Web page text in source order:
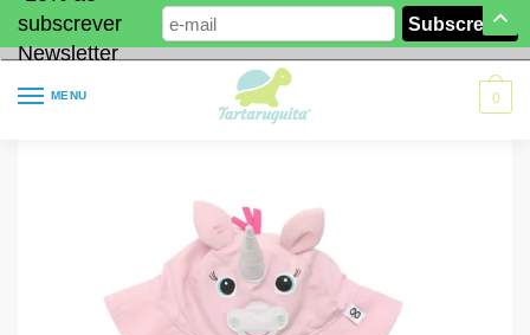
subscrever
Newsletter
MENU 0